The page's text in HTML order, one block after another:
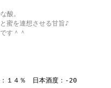
酸。
蜜を連想させる甘旨♪
す＾＾
１４％ 日本酒度：-20